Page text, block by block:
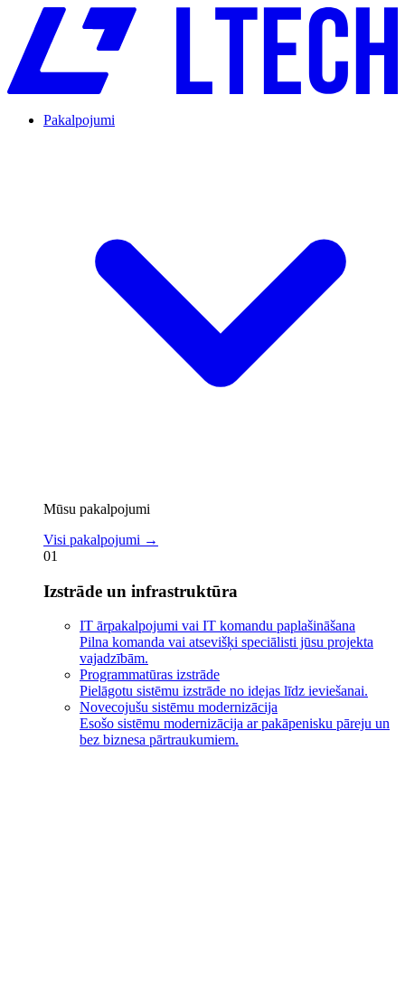
Pakalpojumi
Mūsu pakalpojumi
Visi pakalpojumi →
01
Izstrāde un infrastruktūra
IT ārpakalpojumi vai IT komandu paplašināšana
Pilna komanda vai atsevišķi speciālisti jūsu projekta
vajadzībām.
Programmatūras izstrāde
Pielāgotu sistēmu izstrāde no idejas līdz ieviešanai.
Novecojušu sistēmu modernizācija
Esošo sistēmu modernizācija ar pakāpenisku pāreju un
bez biznesa pārtraukumiem.